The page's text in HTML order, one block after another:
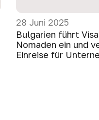
28 Juni 2025
Bulgarien führt
Nomaden ein und
Einreise für